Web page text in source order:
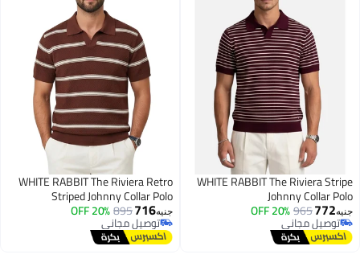
WHITE RABBIT The Riviera Stripe
Johnny Collar Polo
جنيه772
965
20% OFF
توصيل مجاني
توصيل مجاني
WHITE RABBIT The Riviera Retro
Striped Johnny Collar Polo
جنيه716
895
20% OFF
توصيل مجاني
توصيل مجاني